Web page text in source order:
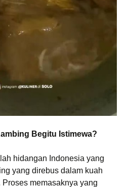
Begitu Istimewa?
hidangan Indonesia yang
yang direbus dalam kuah
memasaknya yang